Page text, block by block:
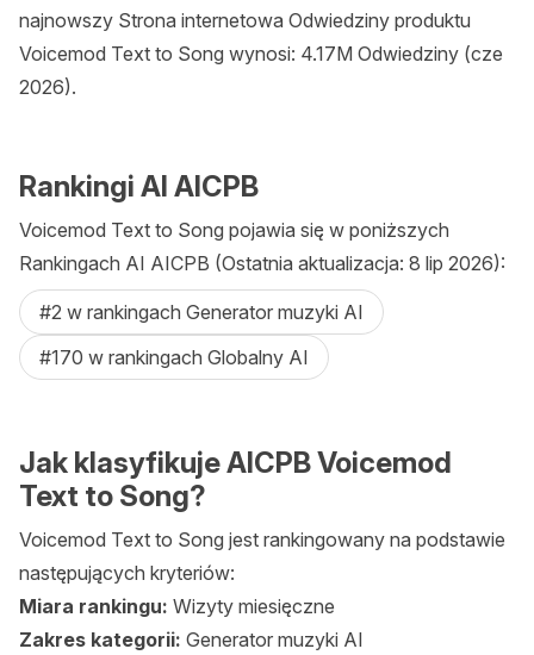
najnowszy Strona internetowa Odwiedziny produktu
Voicemod Text to Song wynosi: 4.17M Odwiedziny (cze
2026).
Rankingi AI AICPB
Voicemod Text to Song pojawia się w poniższych
Rankingach AI AICPB (Ostatnia aktualizacja: 8 lip 2026):
#2 w rankingach Generator muzyki AI
#170 w rankingach Globalny AI
Jak klasyfikuje AICPB Voicemod
Text to Song?
Voicemod Text to Song jest rankingowany na podstawie
następujących kryteriów:
Miara rankingu: Wizyty miesięczne
Zakres kategorii: Generator muzyki AI